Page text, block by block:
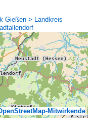
Gießen > Landkreis
Mitwirkende